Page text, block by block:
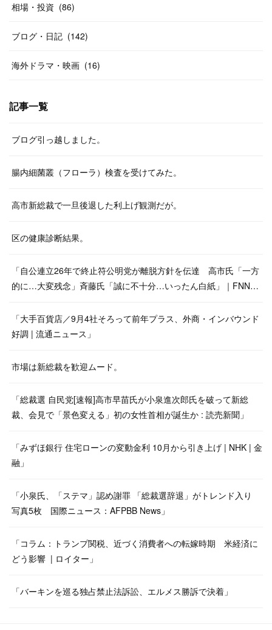
相場・投資 (86)
ブログ・日記 (142)
海外ドラマ・映画 (16)
記事一覧
ブログ引っ越しました。
腸内細菌叢（フローラ）検査を受けてみた。
高市新総裁で一旦後退した利上げ観測だが。
区の健康診断結果。
「自公連立26年で終止符公明党が離脱方針を伝達 高市氏「一方
的に…大変残念」斉藤氏「誠に不十分…いったん白紙」｜FNN…
「大手百貨店／9月4社そろって前年プラス、外商・インバウンド
好調 | 流通ニュース」
市場は新総裁を歓迎ムード。
「総裁選 自民党[速報]高市早苗氏が小泉進次郎氏を破って新総
裁、会見で「景色変える」初の女性首相が誕生か : 読売新聞」
「みずほ銀行 住宅ローンの変動金利 10月から引き上げ | NHK | 金
融」
「小泉氏、「ステマ」認め謝罪 「総裁選辞退」がトレンド入り
写真5枚 国際ニュース：AFPBB News」
「コラム：トランプ関税、近づく消費者への転嫁時期 米経済に
どう影響 | ロイター」
「バーキンを巡る独占禁止法訴訟、エルメス勝訴で決着」